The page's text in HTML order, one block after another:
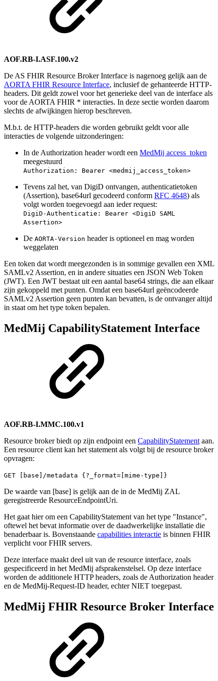
AOF.RB-I.ASF.100.v2
De AS FHIR Resource Broker Interface is nagenoeg gelijk aan de
AORTA FHIR Resource Interface, inclusief de gehanteerde HTTP-
headers. Dit geldt zowel voor het generieke deel van de interface als
voor de AORTA FHIR * interacties. In deze sectie worden daarom
slechts de afwijkingen hierop beschreven.
M.b.t. de HTTP-headers die worden gebruikt geldt voor alle
interacties de volgende uitzonderingen:
In de Authorization header wordt een MedMij access_token
meegestuurd
Authorization: Bearer <medmij_access_token>
Tevens zal het, van DigiD ontvangen, authenticatietoken
(Assertion), base64url gecodeerd conform RFC 4648) als
volgt worden toegevoegd aan ieder request:
DigiD-Authenticatie: Bearer <DigiD SAML
Assertion>
De AORTA-Version header is optioneel en mag worden
weggelaten
Een token dat wordt meegezonden is in sommige gevallen een XML
SAMLv2 Assertion, en in andere situaties een JSON Web Token
(JWT). Een JWT bestaat uit een aantal base64 strings, die aan elkaar
zijn gekoppeld met punten. Omdat een base64url geëncodeerde
SAMLv2 Assertion geen punten kan bevatten, is de ontvanger altijd
in staat om het type token bepalen.
MedMij CapabilityStatement Interface
AOF.RB-I.MMC.100.v1
Resource broker biedt op zijn endpoint een CapabilityStatementaan.
Een resource client kan het statement als volgt bij de resource broker
opvragen:
GET [base]/metadata {?_format=[mime-type]}
De waarde van [base] is gelijk aan de in de MedMij ZAL
geregistreerde ResourceEndpointUri.
Het gaat hier om een CapabilityStatement van het type "Instance",
oftewel het bevat informatie over de daadwerkelijke installatie die
benaderbaar is. Bovenstaande capabilities interactie is binnen FHIR
verplicht voor FHIR servers.
Deze interface maakt deel uit van de resource interface, zoals
gespecificeerd in het MedMij afsprakenstelsel. Op deze interface
worden de additionele HTTP headers, zoals de Authorization header
en de MedMij-Request-ID header, echter NIET toegepast.
MedMij FHIR Resource Broker Interface